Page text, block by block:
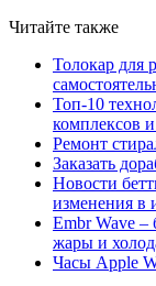
Читайте также
Толокар для
Топ-10
комплексов
Ремонт
Заказать
Новости
изменения в
Embr Wave –
жары и
Часы Apple